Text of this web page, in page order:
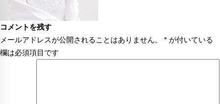
コメントを残す
メールアドレスが公開されることはありません。
* が付いている
欄は必須項目です